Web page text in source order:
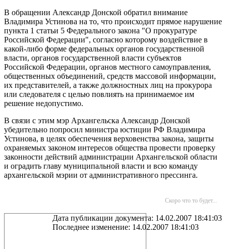
В обращении Александр Донской обратил внимание
Владимира Устинова на то, что происходит прямое нарушение
пункта 1 статьи 5 Федерального закона "О прокуратуре
Российской Федерации", согласно которому воздействие в
какой-либо форме федеральных органов государственной
власти, органов государственной власти субъектов
Российской Федерации, органов местного самоуправления,
общественных объединений, средств массовой информации,
их представителей, а также должностных лиц на прокурора
или следователя с целью повлиять на принимаемое им
решение недопустимо.
В связи с этим мэр Архангельска Александр Донской
убедительно попросил министра юстиции РФ Владимира
Устинова, в целях обеспечения верховенства закона, защиты
охраняемых законом интересов общества провести проверку
законности действий администрации Архангельской области
и оградить главу муниципальной власти и всю команду
архангельской мэрии от административного прессинга.
Скоро что то будет...
Дата публикации документа: 14.02.2007 18:41:03
Последнее изменение: 14.02.2007 18:41:03